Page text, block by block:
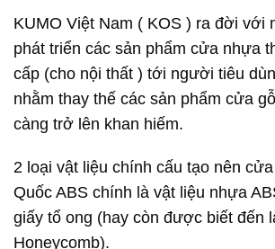
KUMO Việt Nam ( KOS ) ra đời với
phát triển các sản phẩm cửa nhựa
cấp (cho nội thất ) tới người tiêu
nhằm thay thế các sản phẩm cửa
càng trở lên khan hiếm.
2 loại vật liệu chính cấu tạo nên
Quốc ABS chính là vật liệu nhựa
giấy tổ ong (hay còn được biết đến
Honeycomb).